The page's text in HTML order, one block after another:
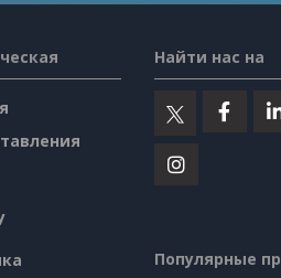
Найти нас на
Популярные